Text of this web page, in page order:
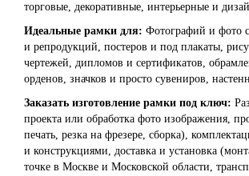
торговые, декоративные, интерьерные и
Идеальные рамки для: Фотографий и фото
и репродукций, постеров и под плакаты,
чертежей, дипломов и сертификатов,
орденов, значков и просто сувениров,
Заказать изготовление рамки под ключ:
проекта или обработка фото изображения,
печать, резка на фрезере, сборка),
и конструкциями, доставка и установка
точке в Москве и Московской области,